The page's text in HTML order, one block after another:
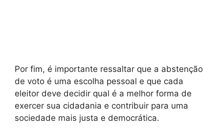
Por fim, é importante ressaltar que a abstenção
de voto é uma escolha pessoal e que cada
eleitor deve decidir qual é a melhor forma de
exercer sua cidadania e contribuir para uma
sociedade mais justa e democrática.